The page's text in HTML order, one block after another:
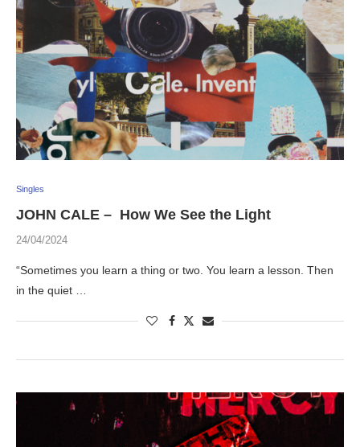
Singles
JOHN CALE – How We See the Light
24/04/2024
“Sometimes you learn a thing or two. You learn a lesson. Then
in the quiet …